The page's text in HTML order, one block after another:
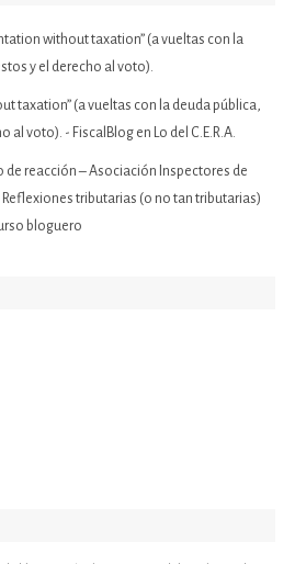
without taxation” (a vueltas con la
y el derecho al voto).
taxation” (a vueltas con la deuda pública,
al voto). - FiscalBlog en Lo del C.E.R.A.
de reacción – Asociación Inspectores de
Reflexiones tributarias (o no tan tributarias)
bloguero